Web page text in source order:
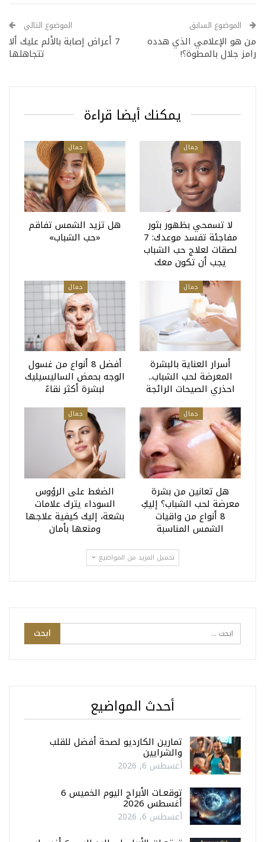
الموضوع السابق
من هو الإعلامي الذي هدده
رامز جلال بالمطوة؟!
الموضوع التالي
7 أعراض إصابة بالألم عليك ألا
تتجاهلها
يمكنك أيضا قراءة
جمال
لا تسمحي بظهور بثور
مفاجئة تفسد موعدك: 7
لصقات لعلاج حب الشباب
يجب أن تكون معك
جمال
هل تزيد الشمس تفاقم
«حب الشباب»
جمال
أسرار العناية بالبشرة
المعرضة لحب الشباب..
احذري الصيحات الرائجة
جمال
أفضل 8 أنواع من غسول
الوجه بحمض الساليسيليك
لبشرة أكثر نقاءً
جمال
هل تعانين من بشرة
معرضة لحب الشباب؟ إليكِ
8 أنواع من واقيات
الشمس المناسبة
جمال
الضغط على الرؤوس
السوداء يترك علامات
بشعة، إليك كيفية علاجها
ومنعها بأمان
تحميل المزيد من المواضيع
أحدث المواضيع
تمارين الكارديو لصحة أفضل للقلب
والشرايين
أغسطس 6, 2026
توقعـات الأبراج اليوم الخميس 6
أغسطس 2026
أغسطس 6, 2026